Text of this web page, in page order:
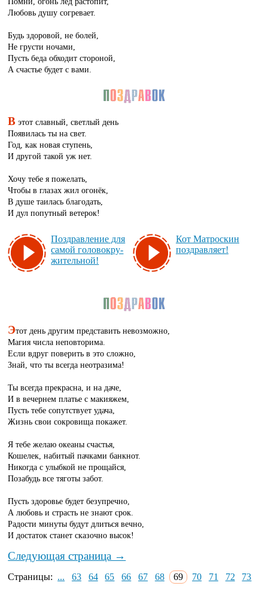
Любовь душу согревает.
Будь здоровой, не болей,
Не грусти ночами,
Пусть беда обходит стороной,
А счастье будет с вами.
В этот славный, светлый день
Появилась ты на свет.
Год, как новая ступень,
И другой такой уж нет.
Хочу тебе я пожелать,
Чтобы в глазах жил огонёк,
В душе таилась благодать,
И дул попутный ветерок!
Поз­драв­ле­ние для
са­мой го­ло­вок­ру­
жи­тель­ной!
Кот Ма­трос­кин
поз­драв­ля­ет!
Этот день другим представить невозможно,
Магия числа неповторима.
Если вдруг поверить в это сложно,
Знай, что ты всегда неотразима!
Ты всегда прекрасна, и на даче,
И в вечернем платье с макияжем,
Пусть тебе сопутствует удача,
Жизнь свои сокровища покажет.
Я тебе желаю океаны счастья,
Кошелек, набитый пачками банкнот.
Никогда с улыбкой не прощайся,
Позабудь все тяготы забот.
Пусть здоровье будет безупречно,
А любовь и страсть не знают срок.
Радости минуты будут длиться вечно,
И достаток станет сказочно высок!
Следующая страница →
Страницы: ... 63 64 65 66 67 68 69 70 71 72
73